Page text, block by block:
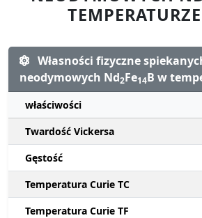
Własności fizyczne
neodymowych Nd2Fe14B w
właściwości
Twardość Vickersa
Gęstość
Temperatura Curie TC
Temperatura Curie TF